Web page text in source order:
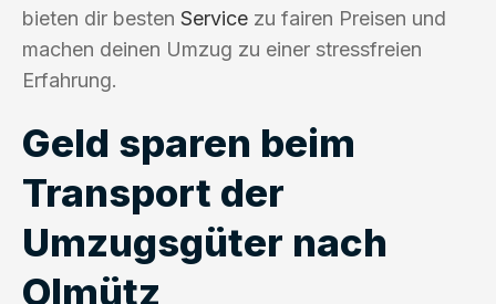
bieten dir besten Service zu fairen Preisen und
machen deinen Umzug zu einer stressfreien
Erfahrung.
Geld sparen beim
Transport der
Umzugsgüter nach
Olmütz